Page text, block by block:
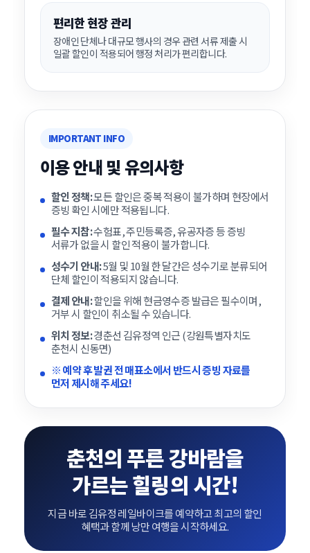
편리한 현장 관리
장애인 단체나 대규모 행사의 경우 관련 서류 제출 시
일괄 할인이 적용되어 행정 처리가 편리합니다.
IMPORTANT INFO
이용 안내 및 유의사항
할인 정책:모든 할인은 중복 적용이 불가하며 현장에서
증빙 확인 시에만 적용됩니다.
필수 지참:수험표, 주민등록증, 유공자증 등 증빙
서류가 없을 시 할인 적용이 불가합니다.
성수기 안내:5월 및 10월 한 달간은 성수기로 분류되어
단체 할인이 적용되지 않습니다.
결제 안내:할인을 위해 현금영수증 발급은 필수이며,
거부 시 할인이 취소될 수 있습니다.
위치 정보:경춘선 김유정역 인근 (강원특별자치도
춘천시 신동면)
※ 예약 후 발권 전 매표소에서 반드시 증빙 자료를
먼저 제시해 주세요!
춘천의 푸른 강바람을
가르는 힐링의 시간!
지금 바로 김유정 레일바이크를 예약하고 최고의 할인
혜택과 함께 낭만 여행을 시작하세요.